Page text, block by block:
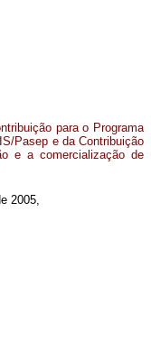
para o Programa
Pasep e da Contribuição
e a comercialização de
2005,